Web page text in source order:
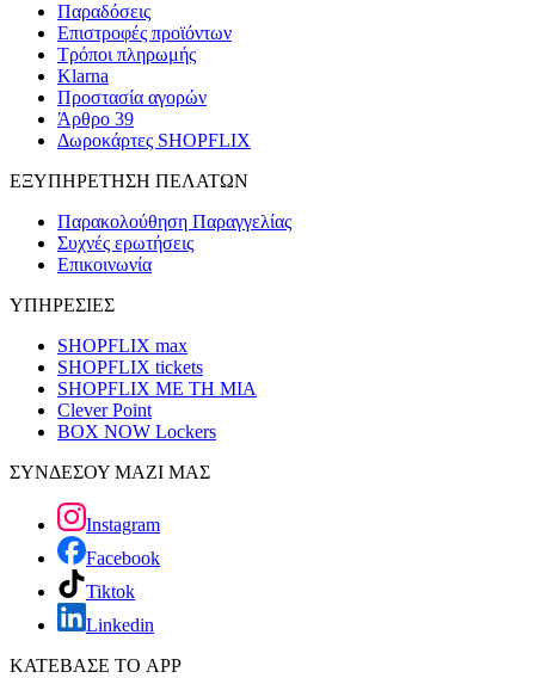
Παραδόσεις
Επιστροφές προϊόντων
Τρόποι πληρωμής
Klarna
Προστασία αγορών
Άρθρο 39
Δωροκάρτες SHOPFLIX
ΕΞΥΠΗΡΕΤΗΣΗ ΠΕΛΑΤΩΝ
Παρακολούθηση Παραγγελίας
Συχνές ερωτήσεις
Επικοινωνία
ΥΠΗΡΕΣΙΕΣ
SHOPFLIX max
SHOPFLIX tickets
SHOPFLIX ΜΕ ΤΗ ΜΙΑ
Clever Point
BOX NOW Lockers
ΣΥΝΔΕΣΟΥ ΜΑΖΙ ΜΑΣ
Instagram
Facebook
Tiktok
Linkedin
ΚΑΤΕΒΑΣΕ ΤΟ APP